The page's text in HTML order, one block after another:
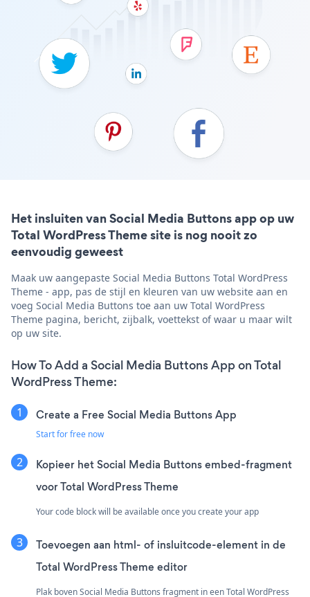
Het insluiten van Social Media Buttons app op uw
Total WordPress Theme site is nog nooit zo
eenvoudig geweest
Maak uw aangepaste Social Media Buttons Total WordPress
Theme - app, pas de stijl en kleuren van uw website aan en
voeg Social Media Buttons toe aan uw Total WordPress
Theme pagina, bericht, zijbalk, voettekst of waar u maar wilt
op uw site.
How To Add a Social Media Buttons App on Total
WordPress Theme:
Create a Free Social Media Buttons App
Start for free now
Kopieer het Social Media Buttons embed-fragment
voor Total WordPress Theme
Your code block will be available once you create your app
Toevoegen aan html- of insluitcode-element in de
Total WordPress Theme editor
Plak boven Social Media Buttons fragment in een Total WordPress